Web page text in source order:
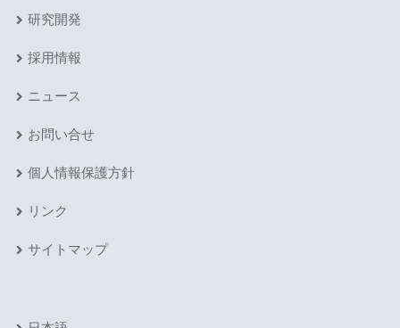
研究開発
採用情報
ニュース
お問い合せ
個人情報保護方針
リンク
サイトマップ